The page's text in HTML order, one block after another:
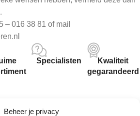
Beheer je privacy
– 016 38 81 of mail
Specialisten
Kwaliteit
gegarandeerd